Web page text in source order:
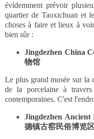
évidemment prévoir
quartier de Taoxichuan et
choses à faire et lieux à
bien sûr :
Jingdezhen China
物馆
Le plus grand musée sur la
de la porcelaine à
contemporaines. C'est
Jingdezhen
德镇古窑民俗博览